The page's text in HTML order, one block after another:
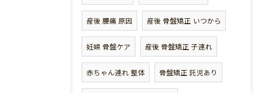
産後 腰痛 原因 産後 骨盤矯正 いつから
妊婦 骨盤ケア 産後 骨盤矯正 子連れ
赤ちゃん連れ 整体 骨盤矯正 託児あり